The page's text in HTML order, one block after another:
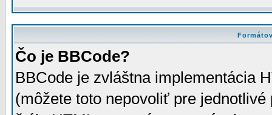
Čo je BBCode?
BBCode je zvláštna implementácia
(môžete toto nepovoliť pre